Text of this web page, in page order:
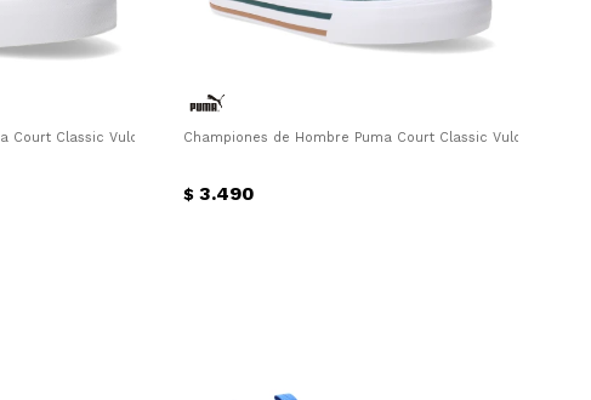
Court Classic Vulc Puma - Blanco - NegroChampiones de Hombre Puma Court Classic Vulc Puma -
$ 3.490